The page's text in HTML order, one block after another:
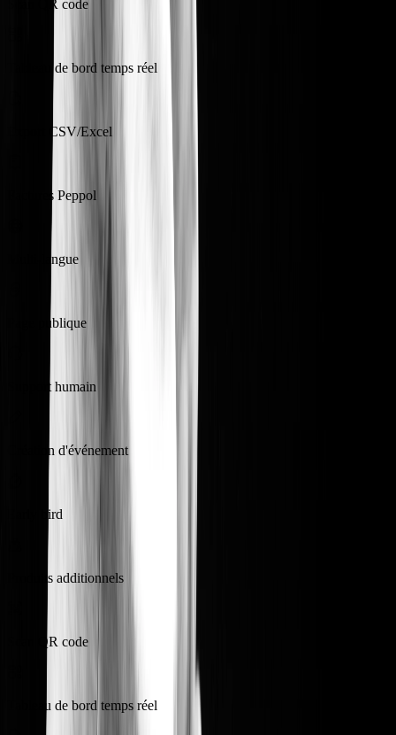
Scan QR code
Tableau de bord temps réel
Export CSV/Excel
Factures Peppol
Multi-langue
Page publique
Support humain
Création d'événement
Early bird
Produits additionnels
Scan QR code
Tableau de bord temps réel